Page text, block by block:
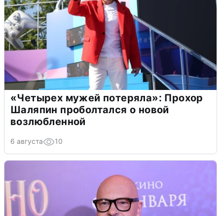
«Четырех мужей потеряла»: Прохор
Шаляпин проболтался о новой
возлюбленной
6 августа 10